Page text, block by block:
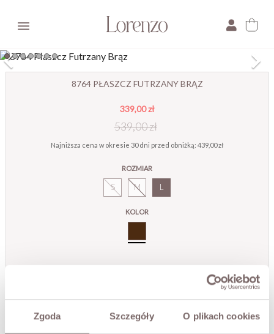
Zgoda Szczegóły O plikach cookies

8764 PŁASZCZ FUTRZANY BRĄZ
339,00 zł
539,00 zł
Najniższa cena w okresie 30 dni przed obniżką: 439,00 zł
ROZMIAR
S M L
KOLOR
Pytanie: